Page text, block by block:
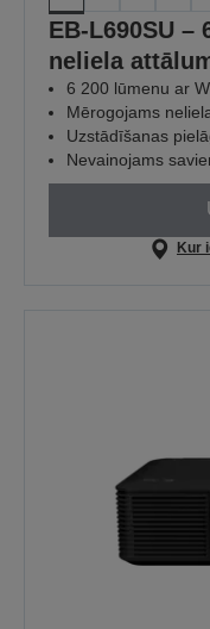
EB-L690SU –
neliela
6 200 lūmenu ar
Mērogojams
Uzstādīšanas
Nevainojams
Kur